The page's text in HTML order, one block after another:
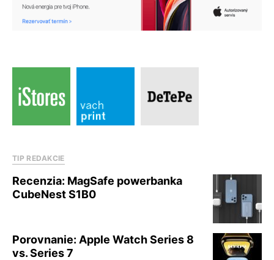
TIP REDAKCIE
Recenzia: MagSafe powerbanka
CubeNest S1B0
Porovnanie: Apple Watch Series 8
vs. Series 7